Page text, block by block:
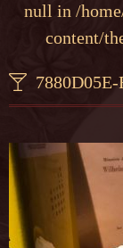
null in /
content/